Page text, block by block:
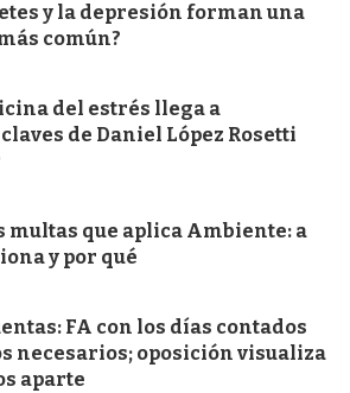
y la depresión forman una
común?
del estrés llega a
de Daniel López Rosetti
multas que aplica Ambiente: a
y por qué
FA con los días contados
necesarios; oposición visualiza
aparte